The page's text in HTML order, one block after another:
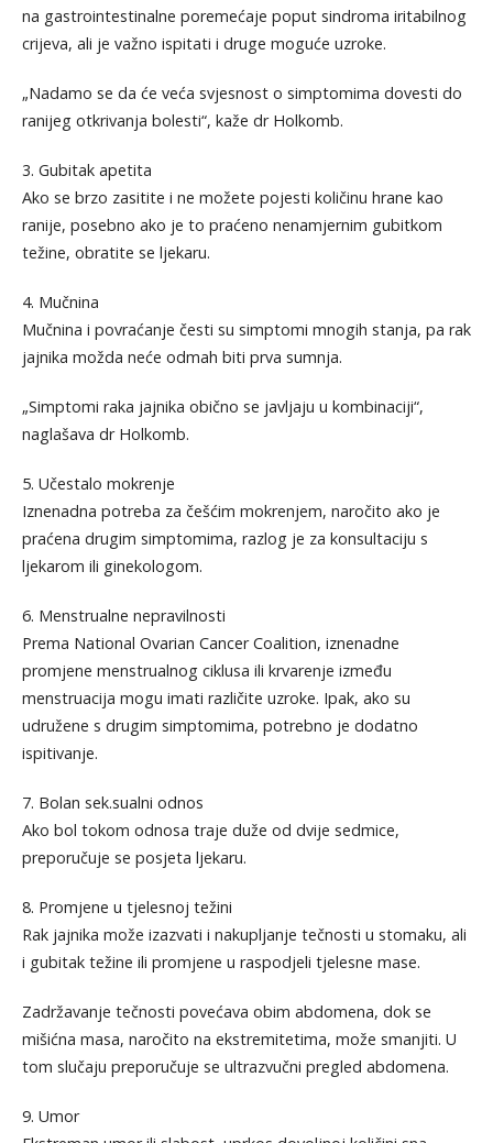
na gastrointestinalne poremećaje poput sindroma iritabilnog
crijeva, ali je važno ispitati i druge moguće uzroke.
„Nadamo se da će veća svjesnost o simptomima dovesti do
ranijeg otkrivanja bolesti“, kaže dr Holkomb.
3. Gubitak apetita
Ako se brzo zasitite i ne možete pojesti količinu hrane kao
ranije, posebno ako je to praćeno nenamjernim gubitkom
težine, obratite se ljekaru.
4. Mučnina
Mučnina i povraćanje česti su simptomi mnogih stanja, pa rak
jajnika možda neće odmah biti prva sumnja.
„Simptomi raka jajnika obično se javljaju u kombinaciji“,
naglašava dr Holkomb.
5. Učestalo mokrenje
Iznenadna potreba za češćim mokrenjem, naročito ako je
praćena drugim simptomima, razlog je za konsultaciju s
ljekarom ili ginekologom.
6. Menstrualne nepravilnosti
Prema National Ovarian Cancer Coalition, iznenadne
promjene menstrualnog ciklusa ili krvarenje između
menstruacija mogu imati različite uzroke. Ipak, ako su
udružene s drugim simptomima, potrebno je dodatno
ispitivanje.
7. Bolan sek.sualni odnos
Ako bol tokom odnosa traje duže od dvije sedmice,
preporučuje se posjeta ljekaru.
8. Promjene u tjelesnoj težini
Rak jajnika može izazvati i nakupljanje tečnosti u stomaku, ali
i gubitak težine ili promjene u raspodjeli tjelesne mase.
Zadržavanje tečnosti povećava obim abdomena, dok se
mišićna masa, naročito na ekstremitetima, može smanjiti. U
tom slučaju preporučuje se ultrazvučni pregled abdomena.
9. Umor